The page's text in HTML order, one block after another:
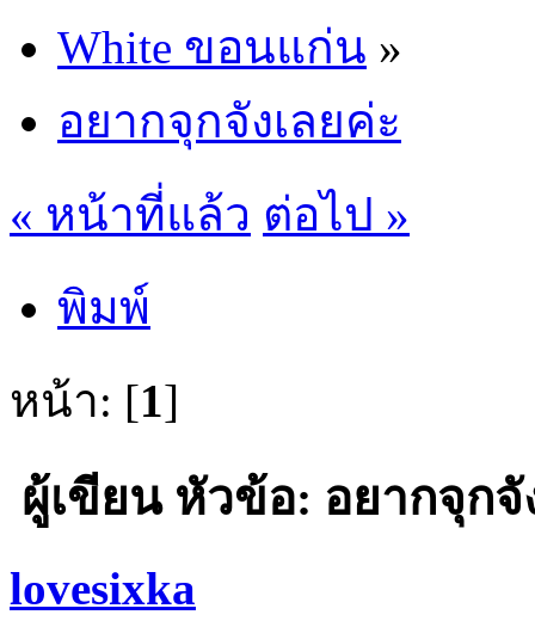
White ขอนแก่น »
อยากจุกจังเลยค่ะ
« หน้าที่แล้ว ต่อไป »
พิมพ์
หน้า: [1]
ผู้เขียนหัวข้อ: อยากจุกจั
lovesixka